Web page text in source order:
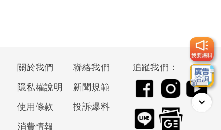
關於我們
聯絡我們
隱私權說明
新聞規範
使用條款
投訴爆料
消費情報
追蹤我們：